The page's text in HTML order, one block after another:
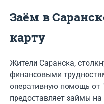
Заём в
карту
Жители Саранска,
финансовыми
оперативную помощь от
предоставляет займы